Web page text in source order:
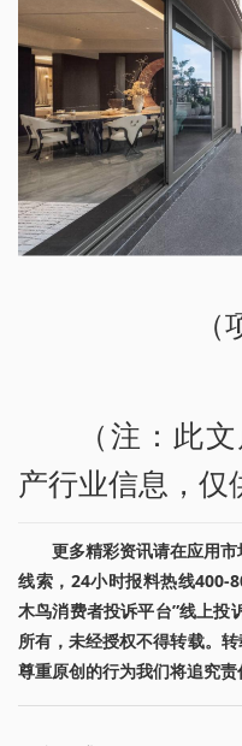
（注：此
产行业信息，仅
更多精彩资讯请在应用
线索，24小时报料热线400-
木鸟消费者投诉平台”线上投
所有，未经授权不得转载。
尊重原创的行为我们将追究责